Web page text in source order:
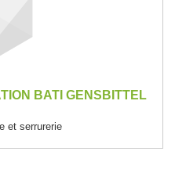
BATI GENSBITTEL
et serrurerie